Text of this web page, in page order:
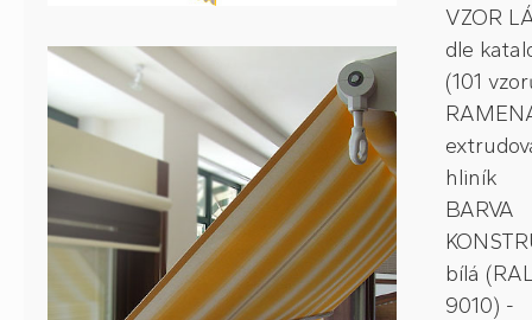
VZOR
dle
(101
hliník
BARVA
bílá
9010) -